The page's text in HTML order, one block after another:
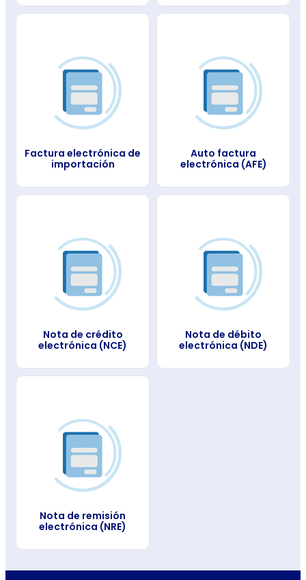
Factura electrónica de
importación
Auto factura
electrónica (AFE)
Nota de crédito
electrónica (NCE)
Nota de débito
electrónica (NDE)
Nota de remisión
electrónica (NRE)